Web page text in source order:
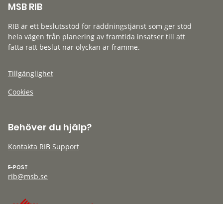
MSB RIB
RIB är ett beslutsstöd för räddningstjänst som ger stöd
hela vägen från planering av framtida insatser till att
fatta rätt beslut när olyckan är framme.
Tillgänglighet
Cookies
Behöver du hjälp?
Kontakta RIB Support
E-POST
rib@msb.se